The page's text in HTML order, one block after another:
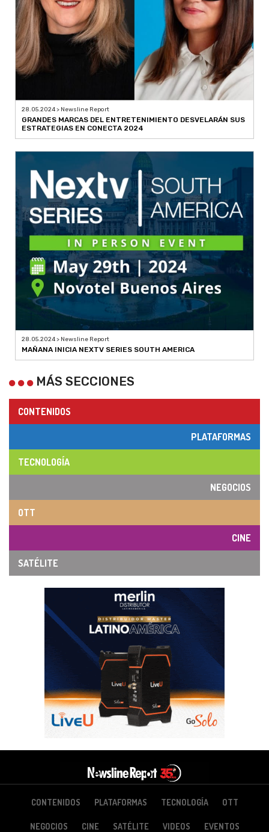
28.05.2024 > Newsline Report
GRANDES MARCAS DEL ENTRETENIMIENTO DESVELARÁN SUS
ESTRATEGIAS EN CONECTA 2024
28.05.2024 > Newsline Report
MAÑANA INICIA NEXTV SERIES SOUTH AMERICA
MÁS SECCIONES
CONTENIDOS
PLATAFORMAS
TECNOLOGÍA
NEGOCIOS
OTT
CINE
SATÉLITE
CONTENIDOS PLATAFORMAS TECNOLOGÍA OTT
NEGOCIOS CINE SATÉLITE VIDEOS EVENTOS